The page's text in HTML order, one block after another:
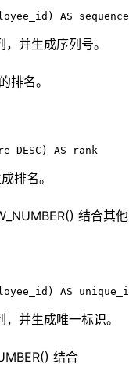
AS
并生成序列号。
排名。
DESC) AS rank
排名。
结合其他
AS
并生成唯一标识。
结合